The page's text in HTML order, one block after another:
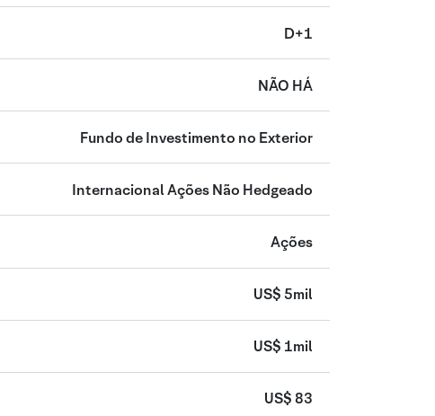
D+1
NÃO HÁ
Fundo de Investimento no Exterior
Internacional Ações Não Hedgeado
Ações
US$ 5mil
US$ 1mil
US$ 83